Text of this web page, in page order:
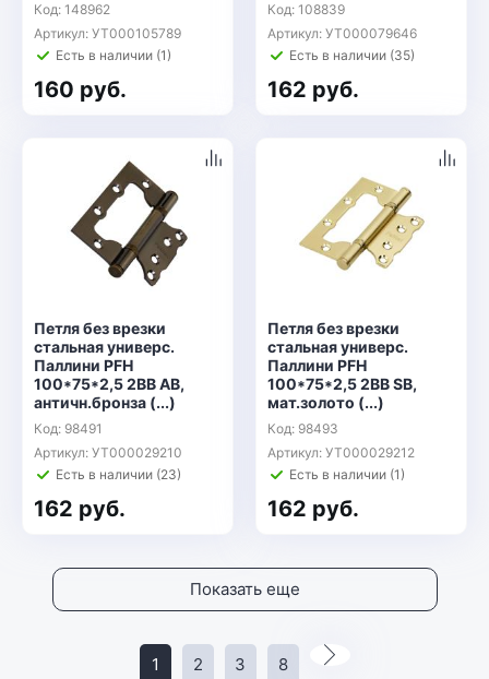
Код: 148962
Артикул: УТ000105789
Есть в наличии (1)
160 руб.
Код: 108839
Артикул: УТ000079646
Есть в наличии (35)
162 руб.
Петля без врезки
стальная универс.
Паллини PFH
100*75*2,5 2ВВ АВ,
античн.бронза (...)
Код: 98491
Артикул: УТ000029210
Есть в наличии (23)
162 руб.
Петля без врезки
стальная универс.
Паллини РFH
100*75*2,5 2ВВ SB,
мат.золото (...)
Код: 98493
Артикул: УТ000029212
Есть в наличии (1)
162 руб.
Показать еще
1 2 3 8